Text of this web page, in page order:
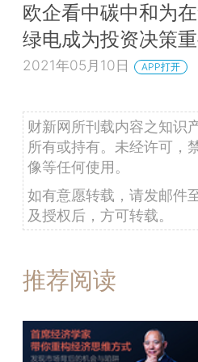
欧企看中碳中和为
绿电成为投资决策
2021年05月10日 APP打开
财新网所刊载内容之知识
所有或持有。未经许可，
像等任何使用。
如有意愿转载，请发邮件
及授权后，方可转载。
推荐阅读